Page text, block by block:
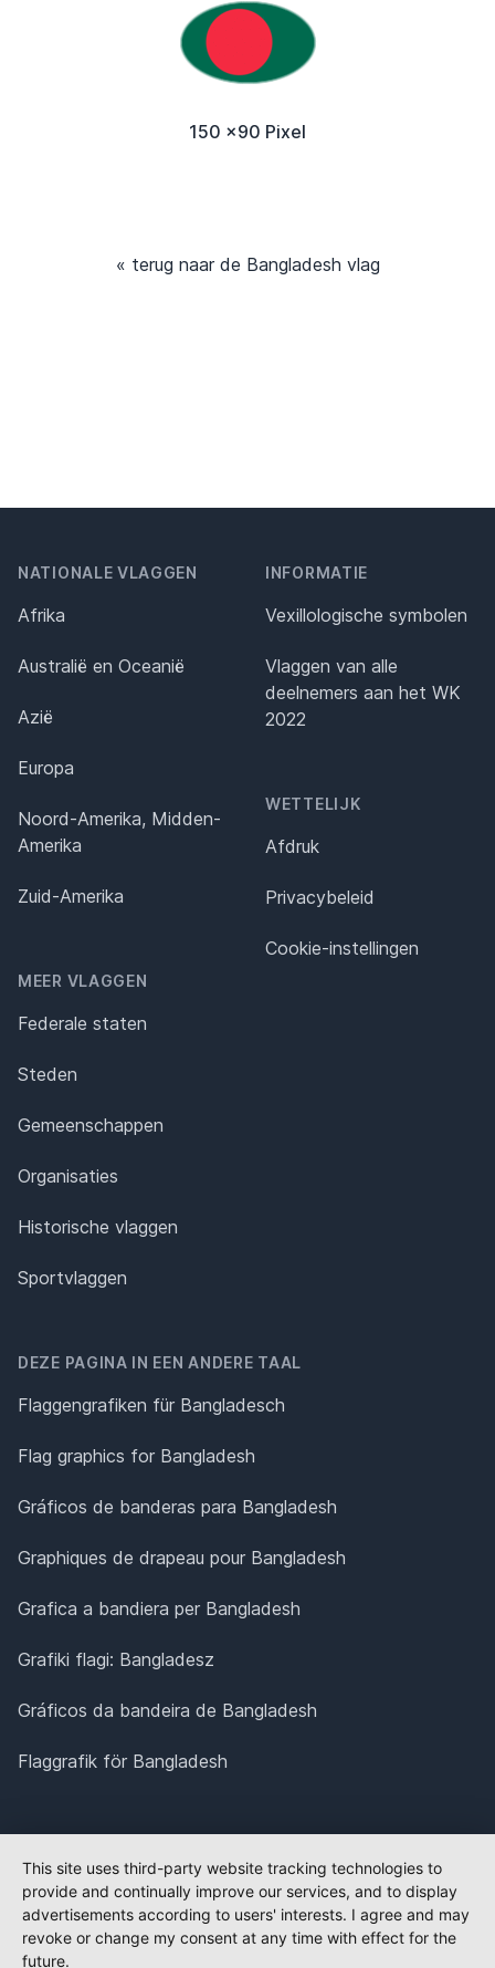
150 x90 Pixel
« terug naar de Bangladesh vlag
NATIONALE VLAGGEN
Afrika
Australië en Oceanië
Azië
Europa
Noord-Amerika, Midden-
Amerika
Zuid-Amerika
MEER VLAGGEN
Federale staten
Steden
Gemeenschappen
Organisaties
Historische vlaggen
Sportvlaggen
INFORMATIE
Vexillologische symbolen
Vlaggen van alle
deelnemers aan het WK
2022
WETTELIJK
Afdruk
Privacybeleid
Cookie-instellingen
DEZE PAGINA IN EEN ANDERE TAAL
Flaggengrafiken für Bangladesch
Flag graphics for Bangladesh
Gráficos de banderas para Bangladesh
Graphiques de drapeau pour Bangladesh
Grafica a bandiera per Bangladesh
Grafiki flagi: Bangladesz
Gráficos da bandeira de Bangladesh
Flaggrafik för Bangladesh
This site uses third-party website tracking technologies to
provide and continually improve our services, and to display
advertisements according to users' interests. I agree and may
revoke or change my consent at any time with effect for the
future.